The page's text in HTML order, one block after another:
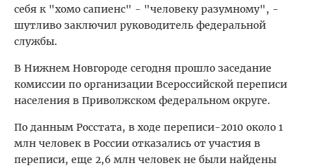
себя к "хомо сапиенс" - "человеку разумному", -
шутливо заключил руководитель федеральной
службы.
В Нижнем Новгороде сегодня прошло заседание
комиссии по организации Всероссийской переписи
населения в Приволжском федеральном округе.
По данным Росстата, в ходе переписи-2010 около 1
млн человек в России отказались от участия в
переписи, еще 2,6 млн человек не были найдены